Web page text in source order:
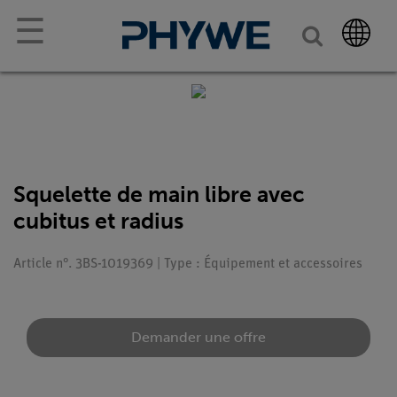
☰
Squelette de main libre avec
cubitus et radius
Article n°. 3BS-1019369 | Type : Équipement et accessoires
Demander une offre